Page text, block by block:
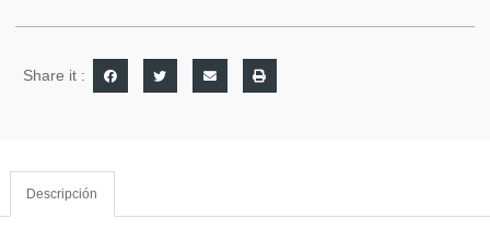
Share it :
Descripción